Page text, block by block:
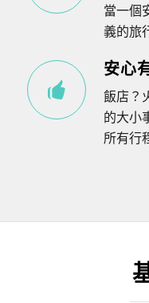
當一個
義的旅
安心
飯店？
的大小
所有行